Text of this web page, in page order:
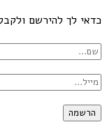
כדאי לך להירשם